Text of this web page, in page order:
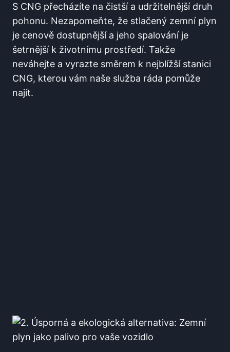
S CNG přecházíte na čistší a udržitelnější druh
pohonu. Nezapomeňte, že stlačený zemní plyn
je cenově dostupnější a jeho spalování je
šetrnější k životnímu prostředí. Takže
neváhejte a vyrazte směrem k nejblížší stanici
CNG, kterou vám naše služba ráda pomůže
najít.